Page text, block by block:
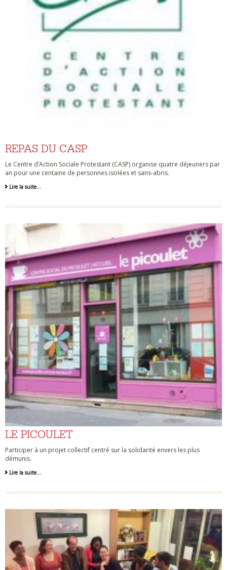
REPAS DU CASP
Le Centre d’Action Sociale Protestant (CASP) organise quatre déjeuners par
an pour une centaine de personnes isolées et sans-abris.
Lire la suite…
LE PICOULET
Participer à un projet collectif centré sur la solidarité envers les plus
démunis.
Lire la suite…